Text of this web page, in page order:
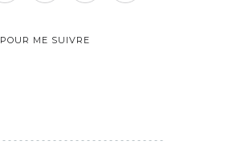
POUR ME SUIVRE